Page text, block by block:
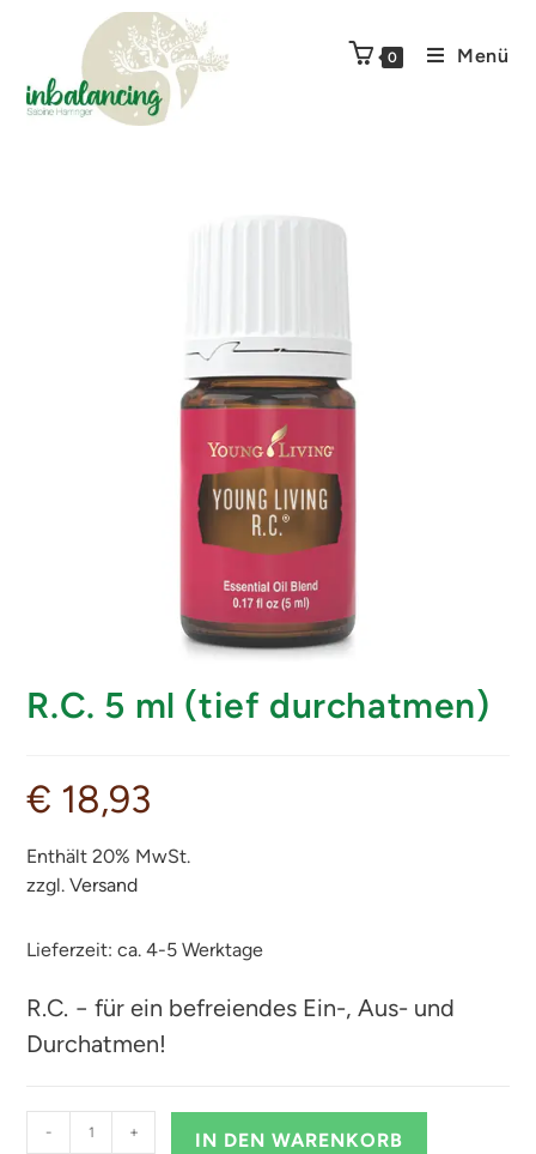
0 Menü
R.C. 5 ml (tief durchatmen)
€ 18,93
Enthält 20% MwSt.
zzgl.Versand
Lieferzeit: ca. 4-5 Werktage
R.C. − für ein befreiendes Ein-, Aus- und
Durchatmen!
- + IN DEN WARENKORB